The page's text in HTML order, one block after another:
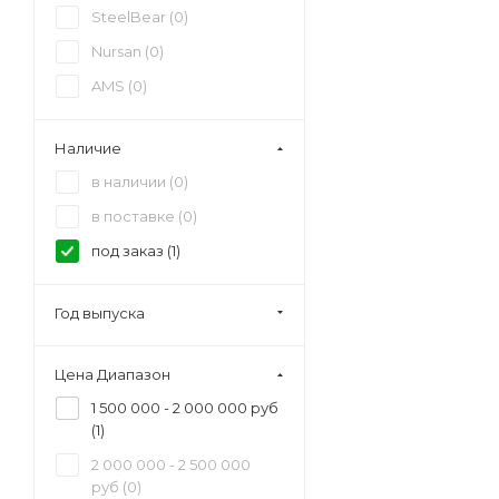
SteelBear (0)
Nursan (0)
AMS (0)
Наличие
в наличии (0)
в поставке (0)
под заказ (1)
Год выпуска
Цена Диапазон
1 500 000 - 2 000 000 руб
(1)
2 000 000 - 2 500 000
руб (0)